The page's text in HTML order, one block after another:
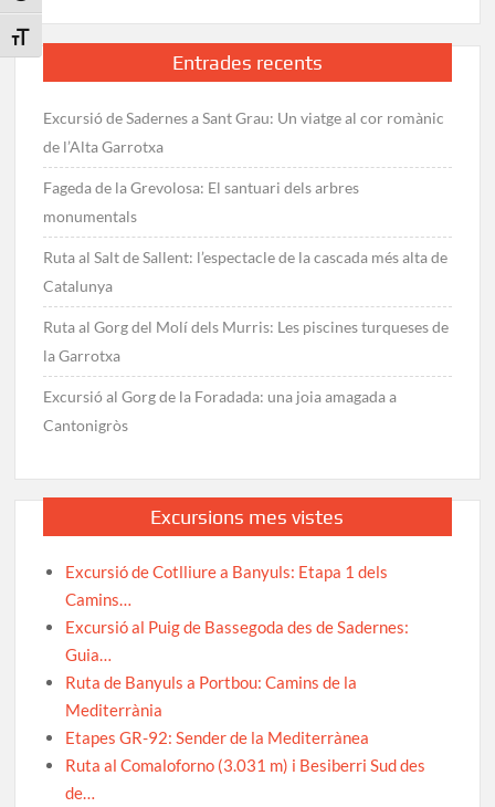
Toggle Font size
Entrades recents
Excursió de Sadernes a Sant Grau: Un viatge al cor romànic
de l’Alta Garrotxa
Fageda de la Grevolosa: El santuari dels arbres
monumentals
Ruta al Salt de Sallent: l’espectacle de la cascada més alta de
Catalunya
Ruta al Gorg del Molí dels Murris: Les piscines turqueses de
la Garrotxa
Excursió al Gorg de la Foradada: una joia amagada a
Cantonigròs
Excursions mes vistes
Excursió de Cotlliure a Banyuls: Etapa 1 dels
Camins…
Excursió al Puig de Bassegoda des de Sadernes:
Guia…
Ruta de Banyuls a Portbou: Camins de la
Mediterrània
Etapes GR-92: Sender de la Mediterrànea
Ruta al Comaloforno (3.031 m) i Besiberri Sud des
de…